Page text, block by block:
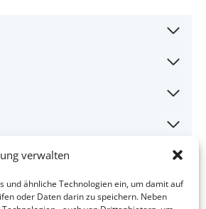
verwalten
und ähnliche Technologien ein, um damit auf
oder Daten darin zu speichern. Neben